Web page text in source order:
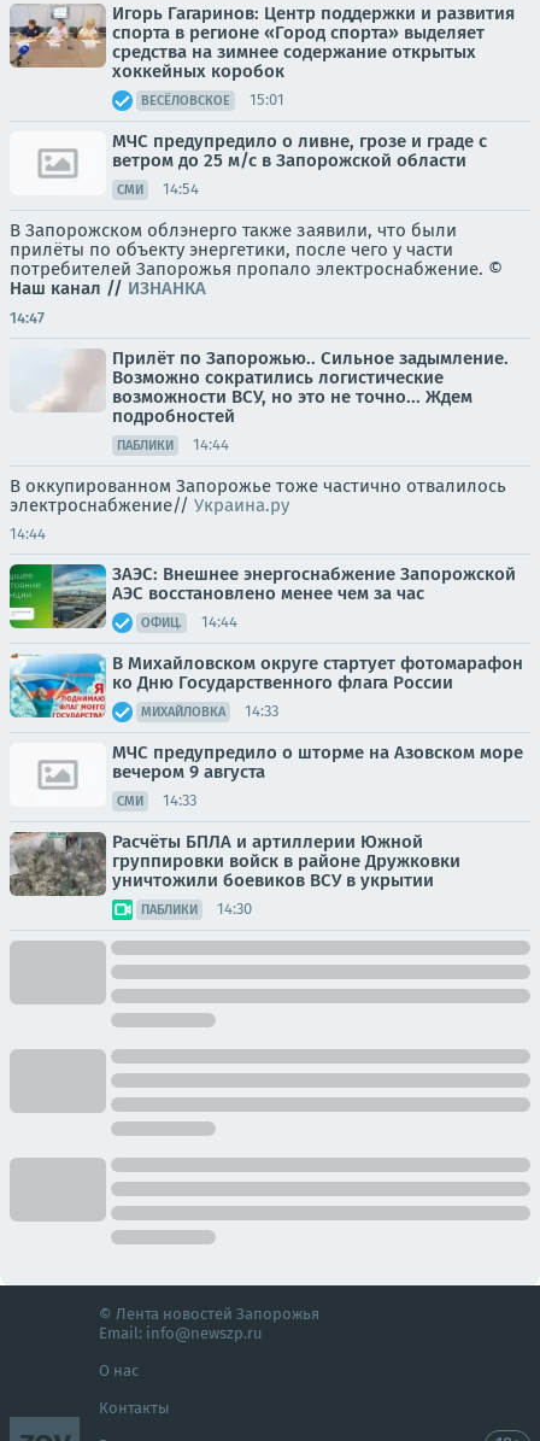
Игорь Гагаринов: Центр поддержки и развития
спорта в регионе «Город спорта» выделяет
средства на зимнее содержание открытых
хоккейных коробок
ВЕСЁЛОВСКОЕ 15:01
МЧС предупредило о ливне, грозе и граде с
ветром до 25 м/с в Запорожской области
СМИ 14:54
В Запорожском облэнерго также заявили, что были
прилёты по объекту энергетики, после чего у части
потребителей Запорожья пропало электроснабжение. ©
Наш канал // ИЗНАНКА
14:47
Прилёт по Запорожью.. Сильное задымление.
Возможно сократились логистические
возможности ВСУ, но это не точно... Ждем
подробностей
ПАБЛИКИ 14:44
В оккупированном Запорожье тоже частично отвалилось
электроснабжение// Украина.ру
14:44
ЗАЭС: Внешнее энергоснабжение Запорожской
АЭС восстановлено менее чем за час
ОФИЦ. 14:44
В Михайловском округе стартует фотомарафон
ко Дню Государственного флага России
МИХАЙЛОВКА 14:33
МЧС предупредило о шторме на Азовском море
вечером 9 августа
СМИ 14:33
Расчёты БПЛА и артиллерии Южной
группировки войск в районе Дружковки
уничтожили боевиков ВСУ в укрытии
ПАБЛИКИ 14:30
© Лента новостей Запорожья
Email: info@newszp.ru
О нас
Контакты